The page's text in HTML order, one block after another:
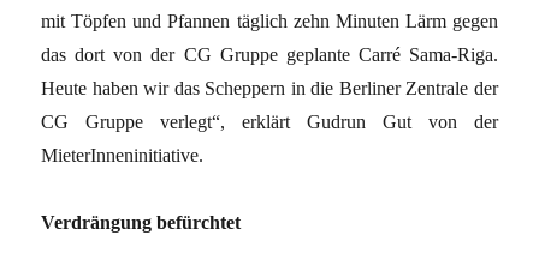
mit Töpfen und Pfannen täglich zehn Minuten Lärm gegen
das dort von der CG Gruppe geplante Carré Sama-Riga.
Heute haben wir das Scheppern in die Berliner Zentrale der
CG Gruppe verlegt“, erklärt Gudrun Gut von der
MieterInneninitiative.
Verdrängung befürchtet